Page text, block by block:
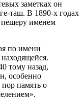
заметках он
таш. В 1890-х годах
именем
по имени
тому назад,
особенно
пор память о